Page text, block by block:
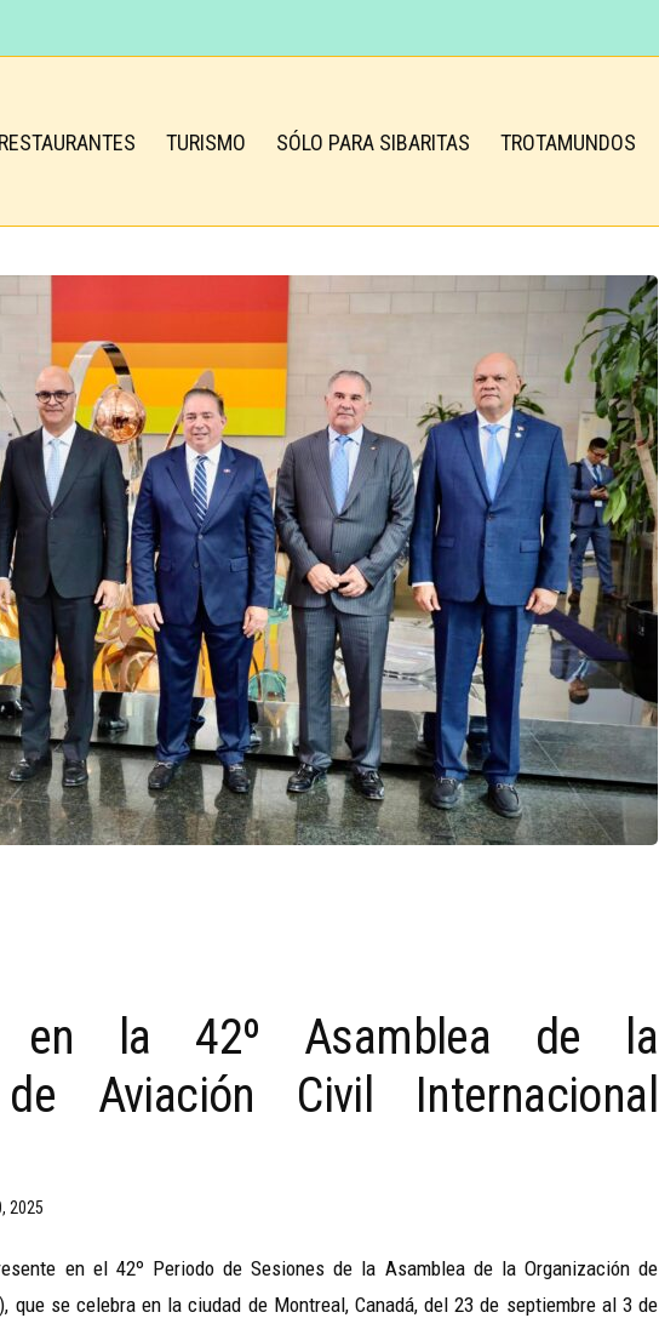
RESTAURANTES TURISMO SÓLO PARA SIBARITAS TROTAMUNDOS
en la 42º Asamblea de la
de Aviación Civil Internacional
2025
en el 42º Periodo de Sesiones de la Asamblea de la Organización de
que se celebra en la ciudad de Montreal, Canadá, del 23 de septiembre al 3 de